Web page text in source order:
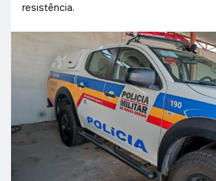
resistência.